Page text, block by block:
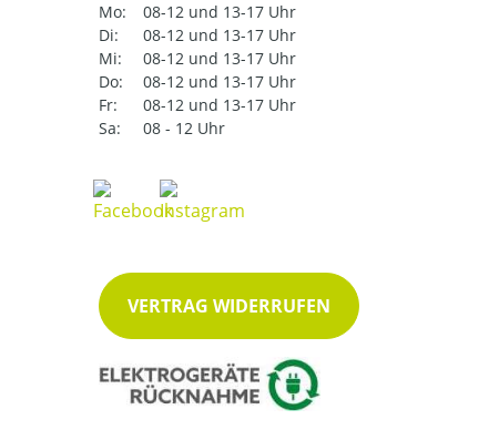
Mo:
08-12 und 13-17 Uhr
Di:
08-12 und 13-17 Uhr
Mi:
08-12 und 13-17 Uhr
Do:
08-12 und 13-17 Uhr
Fr:
08-12 und 13-17 Uhr
Sa:
08 - 12 Uhr
VERTRAG WIDERRUFEN